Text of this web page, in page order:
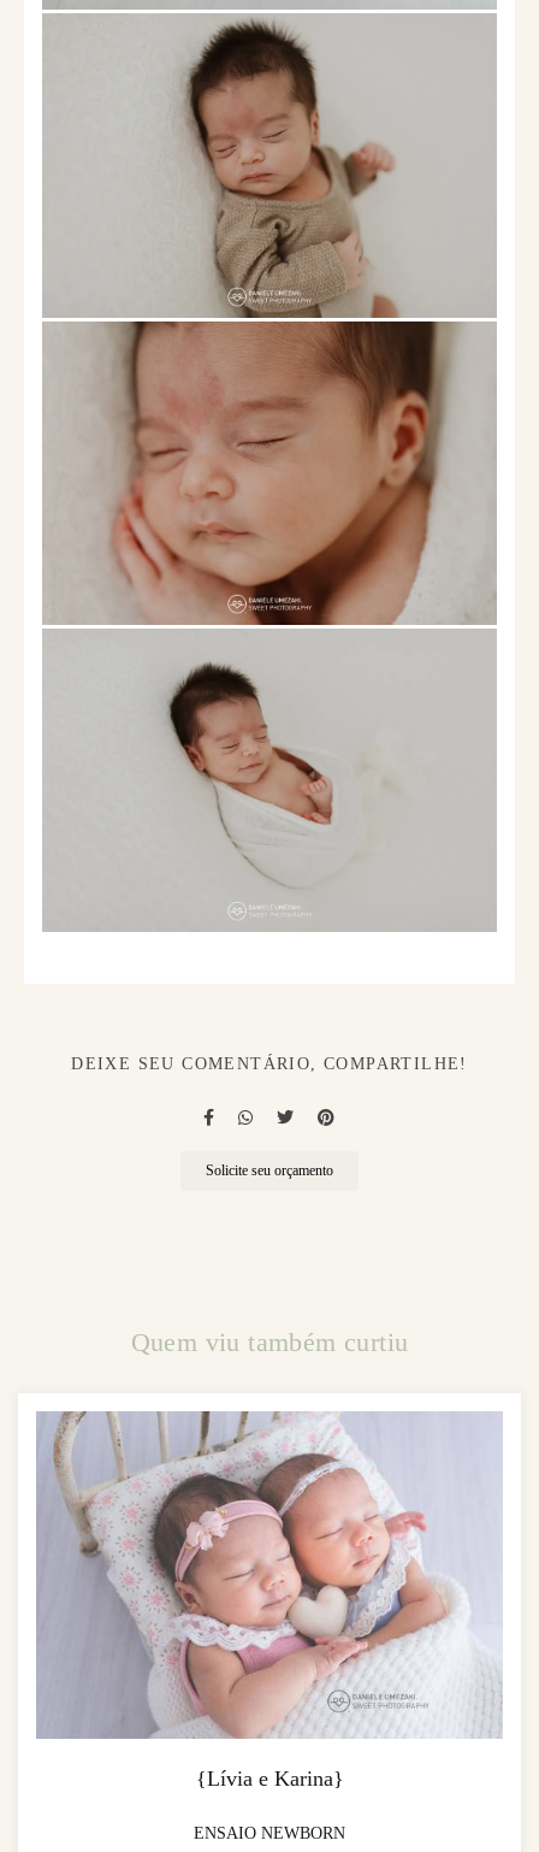
DEIXE SEU COMENTÁRIO, COMPARTILHE!
Solicite seu orçamento
Quem viu também curtiu
{Lívia e Karina}
ENSAIO NEWBORN